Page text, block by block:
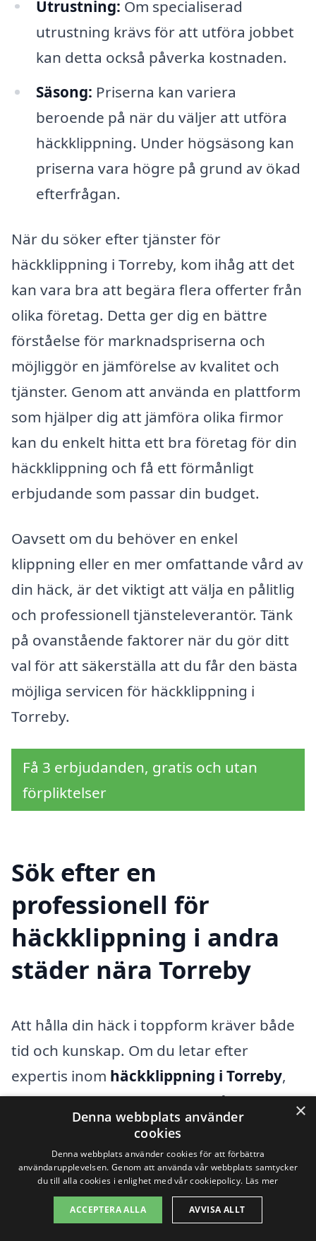
Utrustning: Om specialiserad
utrustning krävs för att utföra jobbet
kan detta också påverka kostnaden.
Säsong: Priserna kan variera
beroende på när du väljer att utföra
häckklippning. Under högsäsong kan
priserna vara högre på grund av ökad
efterfrågan.
När du söker efter tjänster för
häckklippning i Torreby, kom ihåg att det
kan vara bra att begära flera offerter från
olika företag. Detta ger dig en bättre
förståelse för marknadspriserna och
möjliggör en jämförelse av kvalitet och
tjänster. Genom att använda en plattform
som hjälper dig att jämföra olika firmor
kan du enkelt hitta ett bra företag för din
häckklippning och få ett förmånligt
erbjudande som passar din budget.
Oavsett om du behöver en enkel
klippning eller en mer omfattande vård av
din häck, är det viktigt att välja en pålitlig
och professionell tjänsteleverantör. Tänk
på ovanstående faktorer när du gör ditt
val för att säkerställa att du får den bästa
möjliga servicen för häckklippning i
Torreby.
Få 3 erbjudanden, gratis och utan
förpliktelser
Sök efter en
professionell för
häckklippning i andra
städer nära Torreby
Att hålla din häck i toppform kräver både
tid och kunskap. Om du letar efter
expertis inom häckklippning i Torreby,
har du kommit till rätt ställe. Vår plattform
xn--hckklippning-pris-qqb.se hjälper dig
att snabbt och enkelt hitta professionella
tjänster för häckklippning, både i Torreby
och i närliggande städer.
×
Denna webbplats använder
cookies
Denna webbplats använder cookies för att förbättra
användarupplevelsen. Genom att använda vår webbplats samtycker
du till alla cookies i enlighet med vår cookiepolicy. Läs mer
ACCEPTERA ALLA AVVISA ALLT